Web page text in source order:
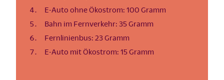
E-Auto ohne Ökostrom: 100 Gramm
Bahn im Fernverkehr: 35 Gramm
Fernlinienbus: 23 Gramm
E-Auto mit Ökostrom: 15 Gramm